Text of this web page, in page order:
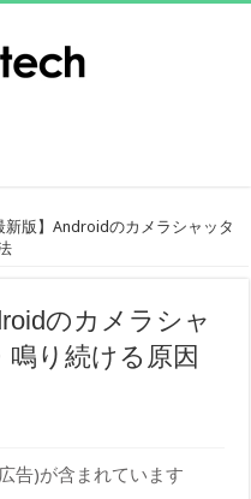
新版】Androidのカメラシャッタ
のカメラシャ
り続ける原因
告)が含まれています